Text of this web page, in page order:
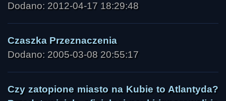
Dodano: 2012-04-17 18:29:48
Czaszka Przeznaczenia
Dodano: 2005-03-08 20:55:17
Czy zatopione miasto na Kubie to Atlantyda?